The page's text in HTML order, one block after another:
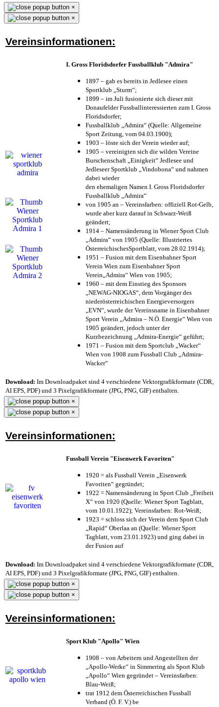
×
×
Vereinsinformationen:
I. Gross Floridsdorfer Fussballklub "Admira"
1897 – gab es bereits in Jedlesee einen
Sportklub „Sturm“;
1899 – im Juli fusionierte sich dieser mit
Donaufelder Fussballinteressierten zum I. Gross
Floridsdorfer;
Fussballklub „Admira“ (Quelle: Allgemeine
Sport Zeitung, vom 04.03.1900);
1903 – löste sich der Verein wieder auf;
1905 – vereinigten sich die wilden Vereine
Burschenschaft „Einigkeit“ Jedlesee und
Jedleseer Sportklub „Vindobona“ und nahmen
dabei wieder
den ehemaligen Namen I. Gross Floridsdorfer
Fussballklub „Admira“
von 1905 an – Vereinsfarben: offiziell Rot-Gelb,
wurde aber kurz darauf in Schwarz-Weiß
geändert;
1914 – Namensänderung in Wiener Sport Club
„Admira“ von 1905 (Quelle: Illustriertes
ÖsterreichischesSportblatt, vom 28.02.1914);
1951 – Fusion mit dem Eisenbahner Sport
Verein Wien zum Eisenbahner Sport
Verein„Admira“ Wien von 1905;
1960 – mit dem Einstieg des Sponsors
„NEWAG-NIOGAS“, dem Vorgänger des
niederösterreichischen Energieversorgers
„EVN“, wurde der Vereinsname in Eisenbahner
Sport Verein „Admira – N.Ö. Energie“ Wien von
1905 geändert, jedoch unter der
Kurzbezeichnung „Admira-Energie“ geführt;
1971 – Fusion mit dem Sportclub „Wacker“
Wien von 1908 zum Fussball Club „Admira-
Wacker“
Download: Im Downloadpaket sind 4 verschiedene Vektorgrafikformate (CDR,
AI EPS, PDF) und 3 Pixelgrafikformate (JPG, PNG, GIF) enthalten.
×
×
Vereinsinformationen:
Fussball Verein "Eisenwerk Favoriten"
1920 = als Fussball Verein „Eisenwerk
Favoriten“ gegründet;
1922 = Namensänderung in Sport Club „Freiheit
X“ von 1920 (Quelle: Wiener Sport Tagblatt,
vom 10.01.1922); Vereinsfarben: Rot-Weiß;
1923 = schloss sich der Verein dem Sport Club
„Rapid“ Oberlaa an (Quelle: Wiener Sport
Tagblatt, vom 23.01.1923) und ging dabei in
der Fusion auf
Download: Im Downloadpaket sind 4 verschiedene Vektorgrafikformate (CDR,
AI EPS, PDF) und 3 Pixelgrafikformate (JPG, PNG, GIF) enthalten.
×
×
Vereinsinformationen:
Sport Klub "Apollo" Wien
1908 – von Arbeitern und Angestellten der
„Apollo-Werke“ in Simmering als Sport Klub
„Apollo“ Wien gegründet – Vereinsfarben:
Blau-Weiß;
trat 1912 dem Österreichischen Fussball
Verband (Ö. F. V.) be